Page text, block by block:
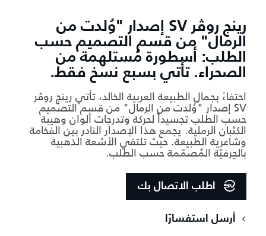
رينج روڤر SV إصدار "وُلدت من
الرمال" من قسم التصميم حسب
الطلب: أسطورة مُستلهمة من
الصحراء. تأتي بسبع نسخ فقط.
احتفاءً بجمال الطبيعة العربية الخالد، تأتي رينج روڤر
SV إصدار "وُلدت من الرمال" من قسم التصميم
حسب الطلب تجسيداً لحركة وتدرجات ألوان وهيبة
الكثبان الرملية. يجمع هذا الإصدار النادر بين الفخامة
وشاعرية الطبيعة. حيث تلتقي الأشعة الذهبية
بالحِرفيّة المُصمّمة حسب الطلب.
اطلب الاتصال بك
أرسل استفسارًا